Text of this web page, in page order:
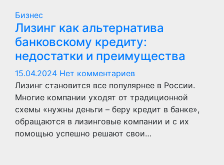
Бизнес
Лизинг как альтернатива
банковскому кредиту:
недостатки и преимущества
15.04.2024 Нет комментариев
Лизинг становится все популярнее в России.
Многие компании уходят от традиционной
схемы «нужны деньги – беру кредит в банке»,
обращаются в лизинговые компании и с их
помощью успешно решают свои…